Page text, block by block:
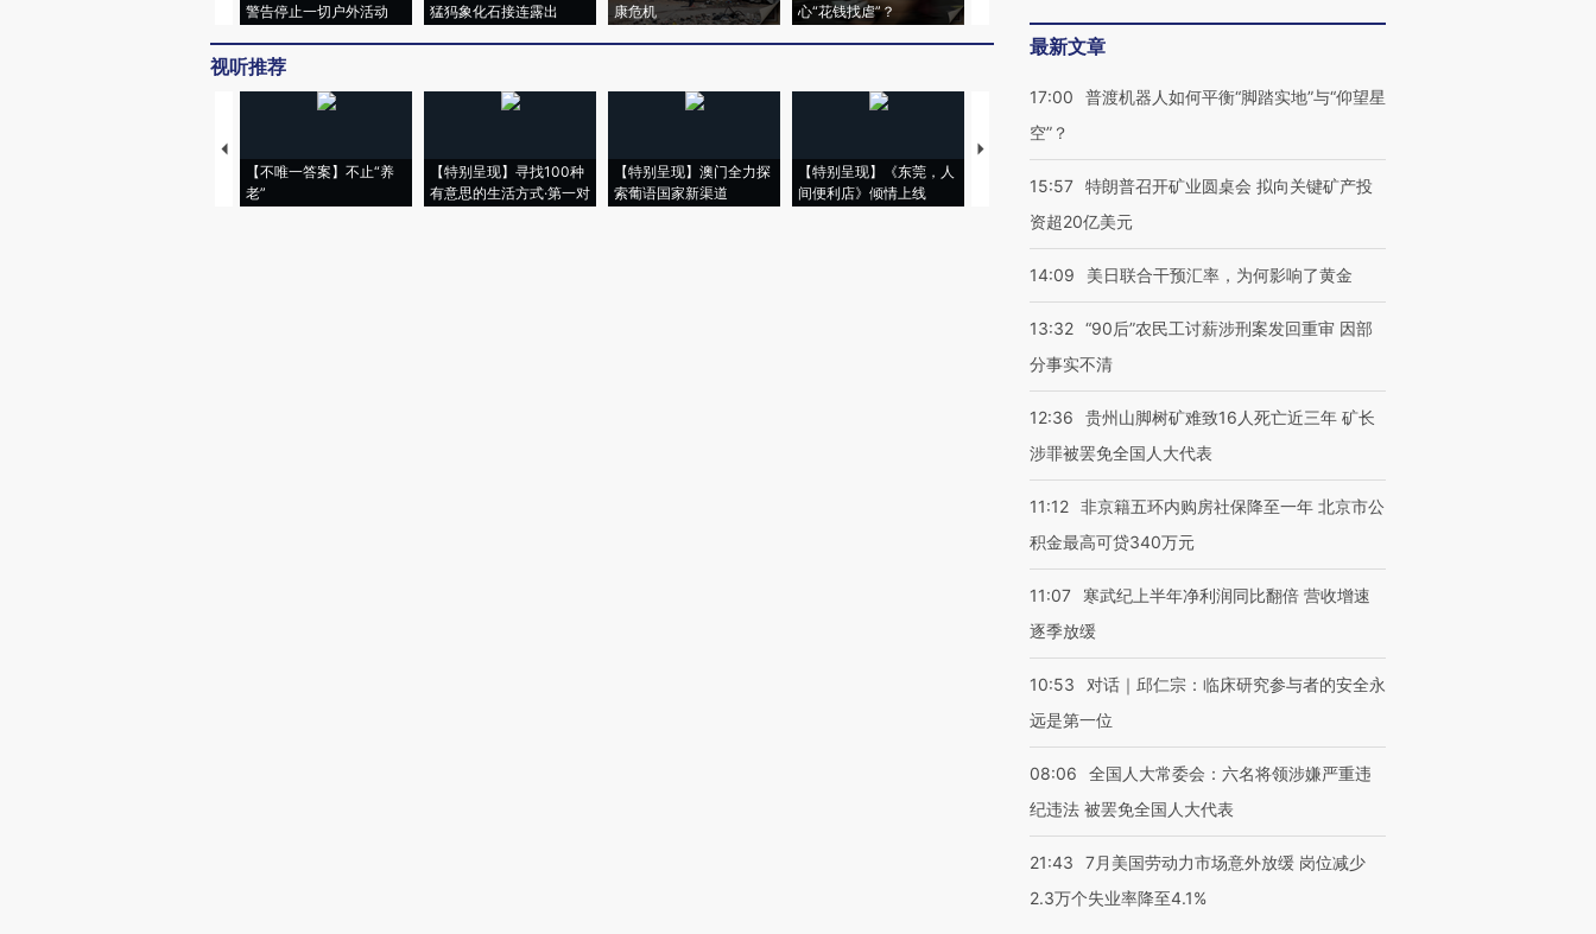
警告停止一切户外活动
猛犸象化石接连露出
康危机
心“花钱找虐”？
视听推荐
【不唯一答案】不止“养
老”
【特别呈现】寻找100种
有意思的生活方式·第一对
【特别呈现】澳门全力探
索葡语国家新渠道
【特别呈现】《东莞，人
间便利店》倾情上线
【推广】走进第四届链博
有意思的生活方式·第三对
住三大增长引擎是什么？
最新文章
17:00
普渡机器人如何平衡“脚踏实地”与“仰望星
空”？
15:57 特朗普召开矿业圆桌会 拟向关键矿产投
资超20亿美元
14:09 美日联合干预汇率，为何影响了黄金
13:32 “90后”农民工讨薪涉刑案发回重审 因部
分事实不清
12:36
贵州山脚树矿难致16人死亡近三年 矿长
涉罪被罢免全国人大代表
11:12 非京籍五环内购房社保降至一年 北京市公
积金最高可贷340万元
11:07
寒武纪上半年净利润同比翻倍 营收增速
逐季放缓
10:53
对话｜邱仁宗：临床研究参与者的安全永
远是第一位
08:06
全国人大常委会：六名将领涉嫌严重违
纪违法 被罢免全国人大代表
21:43
7月美国劳动力市场意外放缓 岗位减少
2.3万个失业率降至4.1%